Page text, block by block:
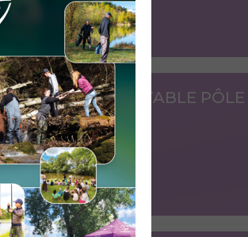
UN VÉRITABLE PÔLE